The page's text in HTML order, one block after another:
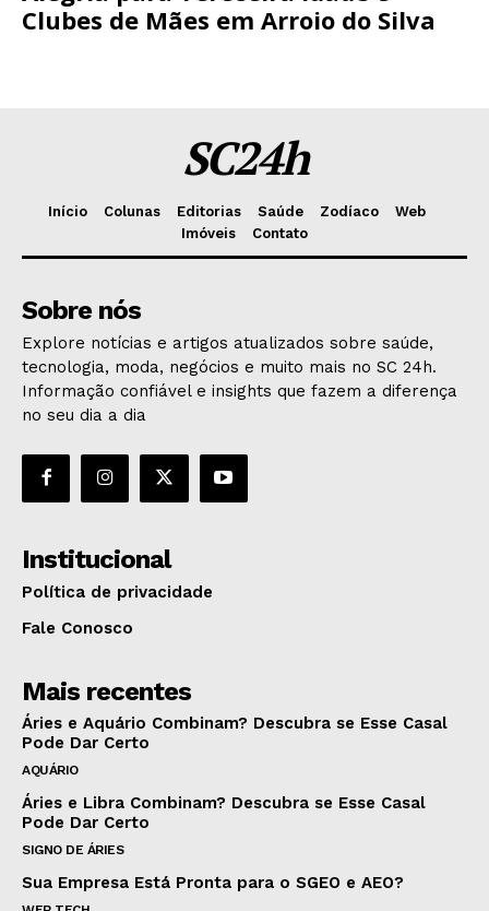
Clubes de Mães em Arroio do Silva
SC24h
Início Colunas Editorias Saúde Zodíaco
Web
Imóveis
Contato
Sobre nós
Explore notícias e artigos atualizados sobre saúde,
tecnologia, moda, negócios e muito mais no SC 24h.
Informação confiável e insights que fazem a diferença
no seu dia a dia
Institucional
Política de privacidade
Fale Conosco
Mais recentes
Áries e Aquário Combinam? Descubra se Esse Casal
Pode Dar Certo
AQUÁRIO
Áries e Libra Combinam? Descubra se Esse Casal
Pode Dar Certo
SIGNO DE ÁRIES
Sua Empresa Está Pronta para o SGEO e AEO?